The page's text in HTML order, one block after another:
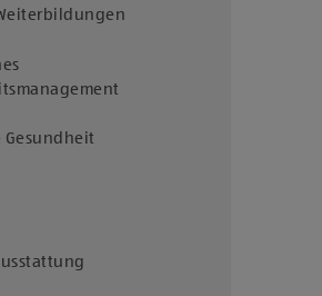
Gesundheit